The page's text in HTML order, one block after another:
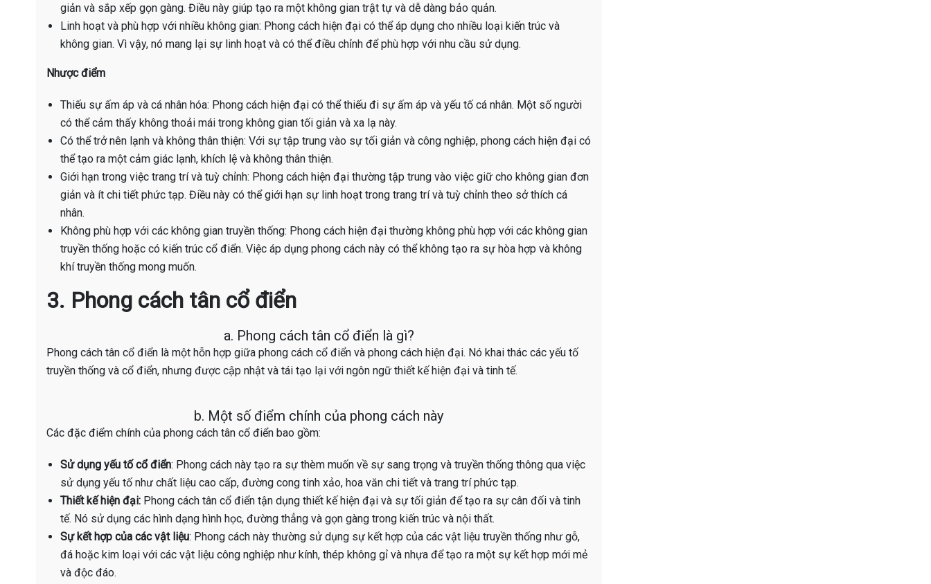
giản và sắp xếp gọn gàng. Điều này giúp tạo ra một không gian trật tự và dễ dàng bảo quản.
Linh hoạt và phù hợp với nhiều không gian: Phong cách hiện đại có thể áp dụng cho nhiều loại kiến trúc và
không gian. Vì vậy, nó mang lại sự linh hoạt và có thể điều chỉnh để phù hợp với nhu cầu sử dụng.
Nhược điểm
Thiếu sự ấm áp và cá nhân hóa: Phong cách hiện đại có thể thiếu đi sự ấm áp và yếu tố cá nhân. Một số người
có thể cảm thấy không thoải mái trong không gian tối giản và xa lạ này.
Có thể trở nên lạnh và không thân thiện: Với sự tập trung vào sự tối giản và công nghiệp, phong cách hiện đại có
thể tạo ra một cảm giác lạnh, khích lệ và không thân thiện.
Giới hạn trong việc trang trí và tuỳ chỉnh: Phong cách hiện đại thường tập trung vào việc giữ cho không gian đơn
giản và ít chi tiết phức tạp. Điều này có thể giới hạn sự linh hoạt trong trang trí và tuỳ chỉnh theo sở thích cá
nhân.
Không phù hợp với các không gian truyền thống: Phong cách hiện đại thường không phù hợp với các không gian
truyền thống hoặc có kiến trúc cổ điển. Việc áp dụng phong cách này có thể không tạo ra sự hòa hợp và không
khí truyền thống mong muốn.
3. Phong cách tân cổ điển
a. Phong cách tân cổ điển là gì?
Phong cách tân cổ điển là một hỗn hợp giữa phong cách cổ điển và phong cách hiện đại. Nó khai thác các yếu tố
truyền thống và cổ điển, nhưng được cập nhật và tái tạo lại với ngôn ngữ thiết kế hiện đại và tinh tế.
b. Một số điểm chính của phong cách này
Các đặc điểm chính của phong cách tân cổ điển bao gồm:
Sử dụng yếu tố cổ điển: Phong cách này tạo ra sự thèm muốn về sự sang trọng và truyền thống thông qua việc
sử dụng yếu tố như chất liệu cao cấp, đường cong tinh xảo, hoa văn chi tiết và trang trí phức tạp.
Thiết kế hiện đại: Phong cách tân cổ điển tận dụng thiết kế hiện đại và sự tối giản để tạo ra sự cân đối và tinh
tế. Nó sử dụng các hình dạng hình học, đường thẳng và gọn gàng trong kiến trúc và nội thất.
Sự kết hợp của các vật liệu: Phong cách này thường sử dụng sự kết hợp của các vật liệu truyền thống như gỗ,
đá hoặc kim loại với các vật liệu công nghiệp như kính, thép không gỉ và nhựa để tạo ra một sự kết hợp mới mẻ
và độc đáo.